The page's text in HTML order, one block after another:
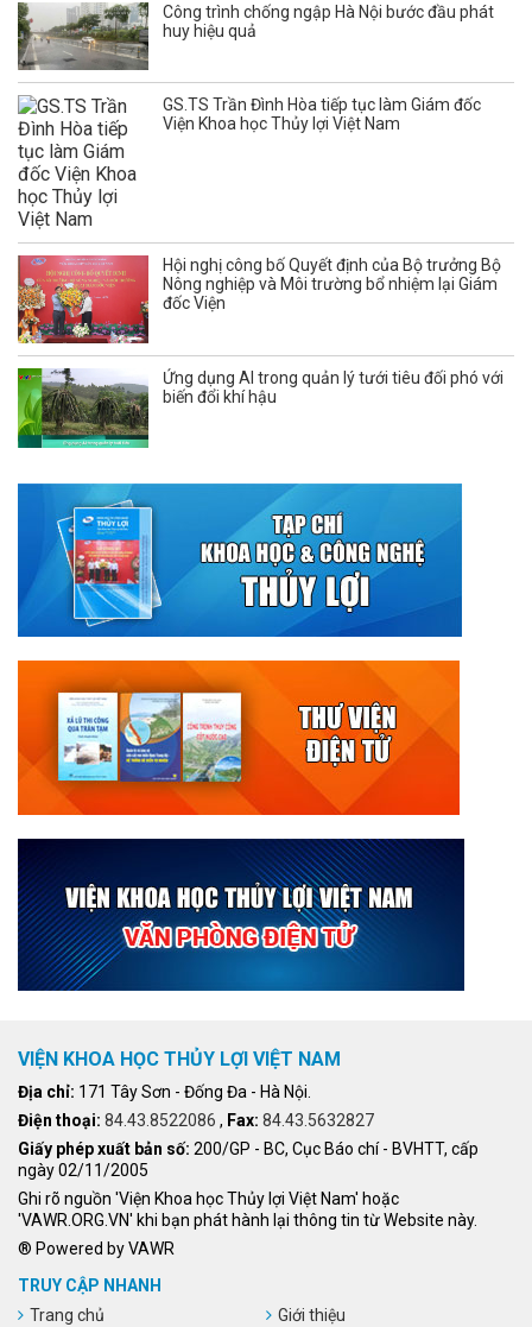
Công trình chống ngập Hà Nội bước đầu phát
huy hiệu quả
GS.TS Trần Đình Hòa tiếp tục làm Giám đốc
Viện Khoa học Thủy lợi Việt Nam
Hội nghị công bố Quyết định của Bộ trưởng Bộ
Nông nghiệp và Môi trường bổ nhiệm lại Giám
đốc Viện
Ứng dụng AI trong quản lý tưới tiêu đối phó với
biến đổi khí hậu
VIỆN KHOA HỌC THỦY LỢI VIỆT NAM
Địa chỉ: 171 Tây Sơn - Đống Đa - Hà Nội.
Điện thoại: 84.43.8522086 , Fax: 84.43.5632827
Giấy phép xuất bản số: 200/GP - BC, Cục Báo chí - BVHTT, cấp
ngày 02/11/2005
Ghi rõ nguồn 'Viện Khoa học Thủy lợi Việt Nam' hoặc
'VAWR.ORG.VN' khi bạn phát hành lại thông tin từ Website này.
® Powered by VAWR
TRUY CẬP NHANH
Trang chủ
Giới thiệu